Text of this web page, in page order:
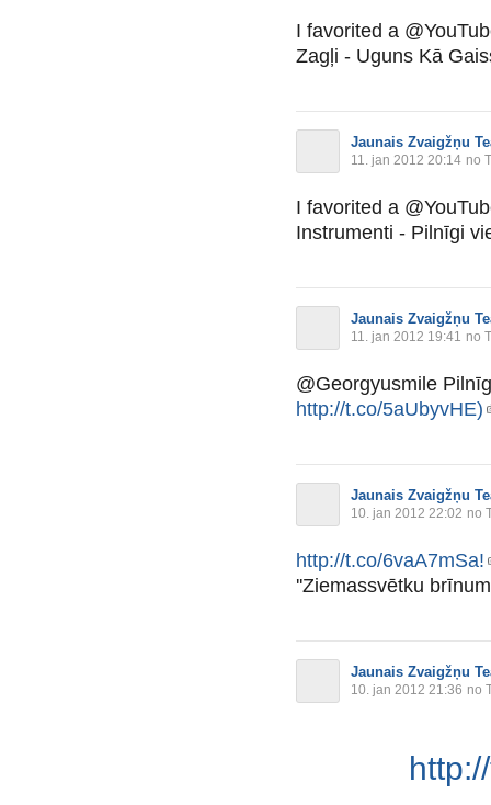
I favorited a
Zagļi - Uguns Kā
Jaunais Zvaigžņu
11. jan 2012 20:14 no
I favorited a
Instrumenti - Pilnīgi
Jaunais Zvaigžņu
11. jan 2012 19:41 no
@Georgyusmile
http://t.co/5aUbyvHE)
Jaunais Zvaigžņu
10. jan 2012 22:02 no
http://t.co/6vaA7mSa!
''Ziemassvētku
Jaunais Zvaigžņu
10. jan 2012 21:36 no